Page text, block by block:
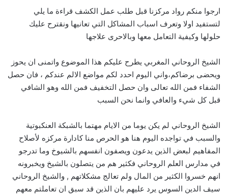
ارجوا منكم رواد مركزنا قبل طلب عمل الكشف قراءة ما يلي
لتستفيد اولا وتعرف اسباب المشاكل التي تعانيها ونقترح عليك
حلولها وكيفية التعامل معها وبالاحرى علاجها
الشيخ الروحاني المغربي يطرح عليكم هذا الموضوع واتمنى ان يحوز
ويحضى برضاكم،واني اليوم احدد لكم مواضع الالم عندكم ، فان حصل
الشفاء فمن الله تعالى وان حصل التخفيف فمن الله وهو الشافي
قبل كل شيء والعافي وانما نحن السبب
الشيخ الروحاني لم يكن يوما من الايام مهتما بالشبكة العنكبوتية
والسبب في تواجده اليوم هنا هو الحرص منا كادارة مركزه لأصلاح
المفاهيم لبعض الذين يدعون ويصفون انفسهم بالشيوخ وما تدرجو
في مدارس العلم الروحاني فكثير هم من يتصلون بالشيخ ويخبرونه
انهم خسروا الكثير من المال ولم تعالج مشكلاتهم , والشيخ الروحاني
سيف الدين السوس يرد عليهم بان الذين قد سبق ان تعاملتم معهم